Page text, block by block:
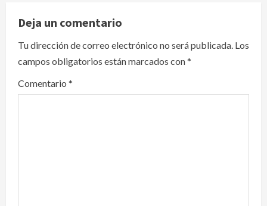
v
i
g
a
Deja un comentario
Tu dirección de correo electrónico no será publicada. Los
campos obligatorios están marcados con*
Comentario *